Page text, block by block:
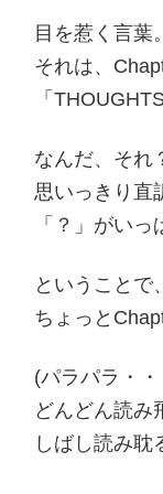
目を惹く言葉
それは、
「
なんだ、それ
思いっきり直
「？」がいっ
ということで
ちょっと
(パラパラ・
どんどん読み
しばし読み耽